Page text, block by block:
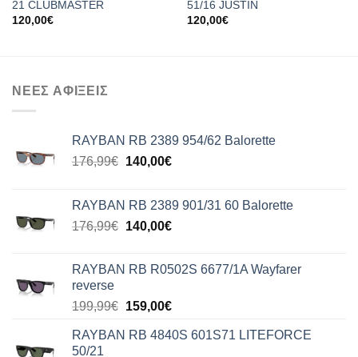
21 CLUBMASTER
120,00€
51/16 JUSTIN
120,00€
ΝΕΕΣ ΑΦΙΞΕΙΣ
RAYBAN RB 2389 954/62 Balorette
176,99€ Original
176,99€.
140,00€Η
είναι:
140,00€.
RAYBAN RB 2389 901/31 60 Balorette
176,99€ Original
176,99€.
140,00€Η
είναι:
RAYBAN RB R0502S 6677/1A Wayfarer
reverse
199,99€ Original
was:
159,00€Η
τιμή
RAYBAN RB 4840S 601S71 LITEFORCE
50/21